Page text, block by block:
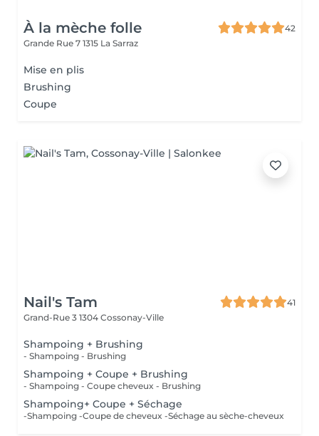
À la mèche folle
42
Grande Rue 7 1315 La Sarraz
Mise en plis
Brushing
Coupe
Nail's Tam
41
Grand-Rue 3 1304 Cossonay-Ville
Shampoing + Brushing
- Shampoing - Brushing
Shampoing + Coupe + Brushing
- Shampoing - Coupe cheveux - Brushing
Shampoing+ Coupe + Séchage
-Shampoing -Coupe de cheveux -Séchage au sèche-cheveux